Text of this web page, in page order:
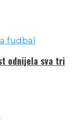
odnijela sva tri